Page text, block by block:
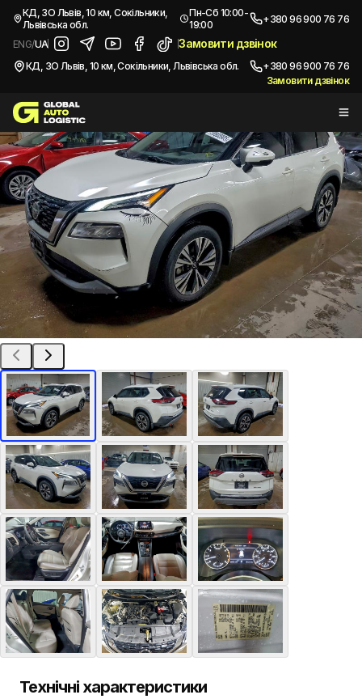
КД, ЗО Львів, 10 км, Сокільники,
Львівська обл.
Пн-Сб 10:00-
19:00
+380 96 900 76 76
ENG/UA Замовити дзвінок
КД, ЗО Львів, 10 км, Сокільники, Львівська обл.
+380 96 900 76 76
Замовити дзвінок
Автомобілі з США/2021 NISSAN Rogue
КупитиNISSAN ROGUE2021
Технічні характеристики